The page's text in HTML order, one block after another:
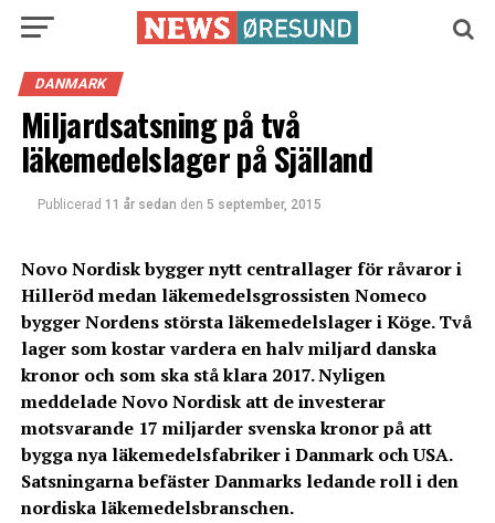
DANMARK
Miljardsatsning på två
läkemedelslager på Själland
Publicerad 11 år sedan den 5 september, 2015
Novo Nordisk bygger nytt centrallager för råvaror i
Hilleröd medan läkemedelsgrossisten Nomeco
bygger Nordens största läkemedelslager i Köge. Två
lager som kostar vardera en halv miljard danska
kronor och som ska stå klara 2017. Nyligen
meddelade Novo Nordisk att de investerar
motsvarande 17 miljarder svenska kronor på att
bygga nya läkemedelsfabriker i Danmark och USA.
Satsningarna befäster Danmarks ledande roll i den
nordiska läkemedelsbranschen.